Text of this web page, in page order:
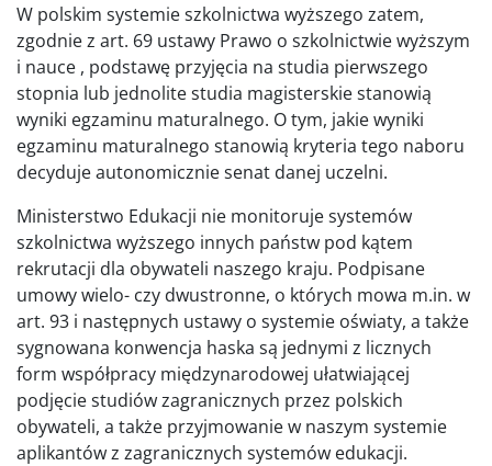
W polskim systemie szkolnictwa wyższego zatem,
zgodnie z art. 69 ustawy Prawo o szkolnictwie wyższym
i nauce , podstawę przyjęcia na studia pierwszego
stopnia lub jednolite studia magisterskie stanowią
wyniki egzaminu maturalnego. O tym, jakie wyniki
egzaminu maturalnego stanowią kryteria tego naboru
decyduje autonomicznie senat danej uczelni.
Ministerstwo Edukacji nie monitoruje systemów
szkolnictwa wyższego innych państw pod kątem
rekrutacji dla obywateli naszego kraju. Podpisane
umowy wielo- czy dwustronne, o których mowa m.in. w
art. 93 i następnych ustawy o systemie oświaty, a także
sygnowana konwencja haska są jednymi z licznych
form współpracy międzynarodowej ułatwiającej
podjęcie studiów zagranicznych przez polskich
obywateli, a także przyjmowanie w naszym systemie
aplikantów z zagranicznych systemów edukacji.